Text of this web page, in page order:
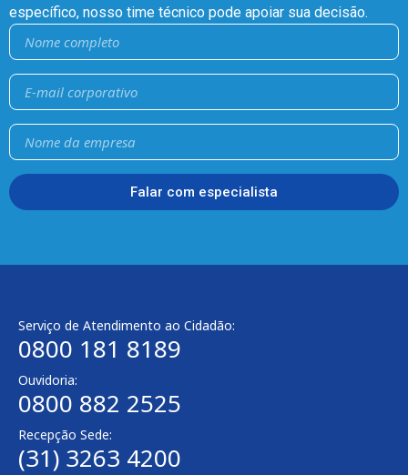
específico, nosso time técnico pode apoiar sua decisão.
Falar com especialista
Serviço de Atendimento ao Cidadão:
0800 181 8189
Ouvidoria:
0800 882 2525​
Recepção Sede:
(31) 3263 4200